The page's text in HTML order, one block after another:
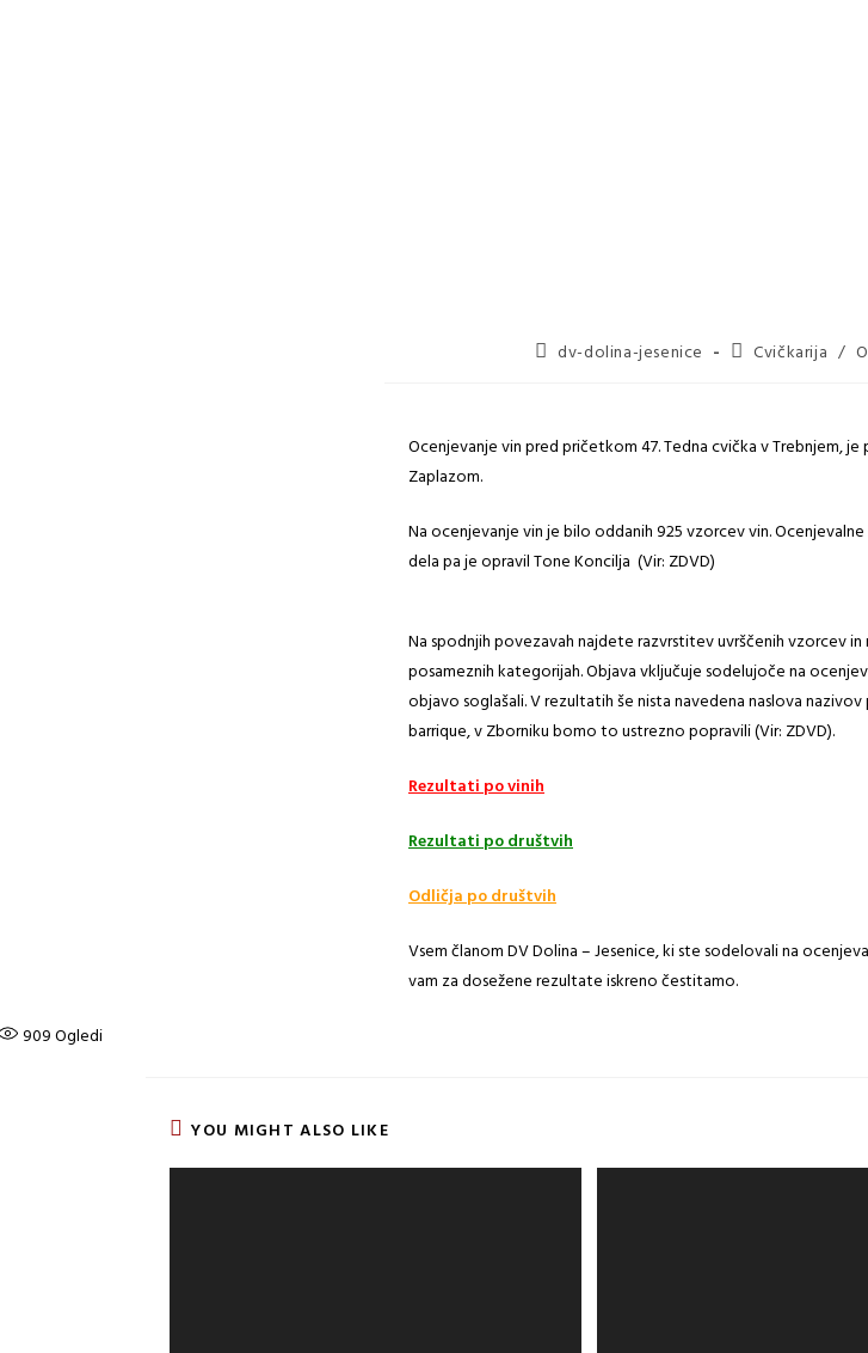
dv-dolina-jesenice Cvičkarija /
Ocenjevanje vin pred pričetkom 47. Tedna cvička v Trebnjem,
Zaplazom.
Na ocenjevanje vin je bilo oddanih 925 vzorcev vin.
dela pa je opravil Tone Koncilja (Vir: ZDVD)
Na spodnjih povezavah najdete razvrstitev uvrščenih vzorcev
posameznih kategorijah. Objava vključuje sodelujoče na
objavo soglašali. V rezultatih še nista navedena naslova
barrique, v Zborniku bomo to ustrezno popravili (Vir: ZDVD).
Rezultati po vinih
Rezultati po društvih
Odličja po društvih
Vsem članom DV Dolina – Jesenice, ki ste sodelovali na
vam za dosežene rezultate iskreno čestitamo.
909Ogledi
YOU MIGHT ALSO LIKE